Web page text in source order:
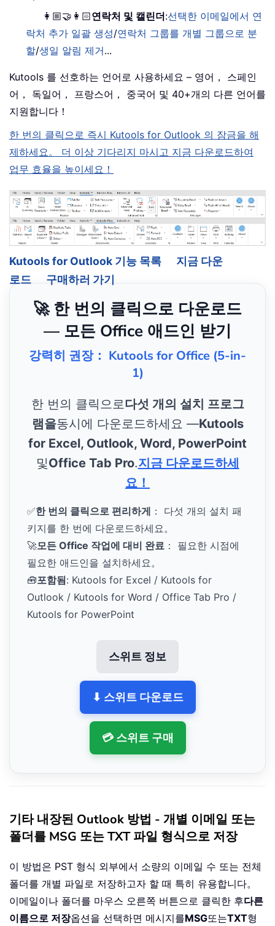
👩🏼‍🤝‍👩🏻연락처 및 캘린더:선택한 이메일에서 연
락처 추가 일괄 생성/연락처 그룹를 개별 그룹으로 분
할/생일 알림 제거...
Kutools 를 선호하는 언어로 사용하세요 – 영어， 스페인
어， 독일어， 프랑스어， 중국어 및 40+개의 다른 언어를
지원합니다！
한 번의 클릭으로 즉시 Kutools for Outlook 의 잠금을 해
제하세요。 더 이상 기다리지 마시고 지금 다운로드하여
업무 효율을 높이세요！
Kutools for Outlook 기능 목록
지금 다운
로드
구매하러 가기
🚀 한 번의 클릭으로 다운로드
— 모든 Office 애드인 받기
강력히 권장： Kutools for Office (5-in-
1)
한 번의 클릭으로다섯 개의 설치 프로그
램을동시에 다운로드하세요 —Kutools
for Excel, Outlook, Word, PowerPoint
및Office Tab Pro.지금 다운로드하세
요！
✅한 번의 클릭으로 편리하게 ： 다섯 개의 설치 패
키지를 한 번에 다운로드하세요。
🚀모든 Office 작업에 대비 완료 ： 필요한 시점에
필요한 애드인을 설치하세요。
🧰포함됨: Kutools for Excel / Kutools for
Outlook / Kutools for Word / Office Tab Pro /
Kutools for PowerPoint
스위트 정보
⬇ 스위트 다운로드
💳 스위트 구매
기타 내장된 Outlook 방법 - 개별 이메일 또는
폴더를 MSG 또는 TXT 파일 형식으로 저장
이 방법은 PST 형식 외부에서 소량의 이메일 수 또는 전체
폴더를 개별 파일로 저장하고자 할 때 특히 유용합니다。
이메일이나 폴더를 마우스 오른쪽 버튼으로 클릭한 후다른
이름으로 저장옵션을 선택하면 메시지를MSG또는TXT형